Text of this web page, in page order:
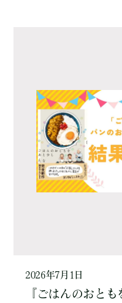
2026年7月1日
『ごはんのおと